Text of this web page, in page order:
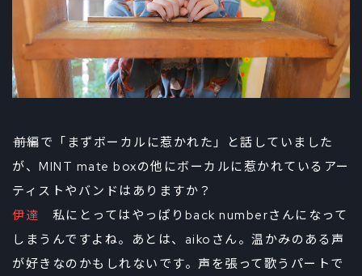
――前編で「まずボーカルに惹かれた」と話していました
が、MINT mate boxの他にボーカルに惹かれているアー
ティストやバンドはありますか？
伊達 私にとってはやっぱりback numberさんになって
しまうんですよね。あとは、aikoさん。温かみのある声
が好きなのかもしれないです。声を張って歌うパートで